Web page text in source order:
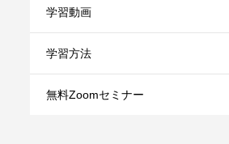
学習動画
学習方法
無料Zoomセミナー